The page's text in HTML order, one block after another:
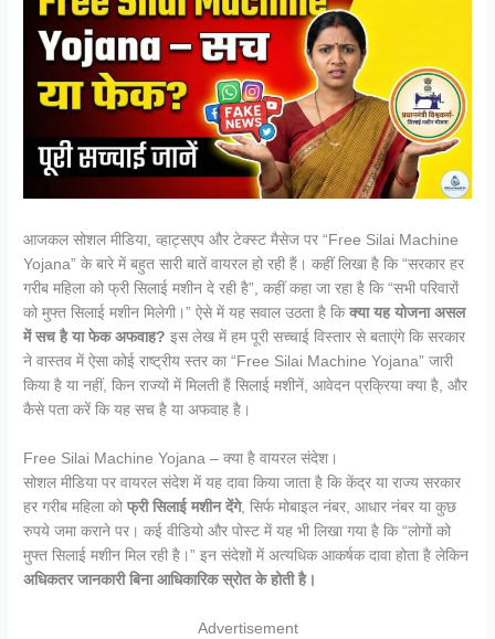
आजकल सोशल मीडिया, व्हाट्सएप और टेक्स्ट मैसेज पर “Free Silai Machine
Yojana” के बारे में बहुत सारी बातें वायरल हो रही हैं। कहीं लिखा है कि “सरकार हर
गरीब महिला को फ्री सिलाई मशीन दे रही है”, कहीं कहा जा रहा है कि “सभी परिवारों
को मुफ्त सिलाई मशीन मिलेगी।” ऐसे में यह सवाल उठता है किक्या यह योजना असल
में सच है या फेक अफवाह? इस लेख में हम पूरी सच्चाई विस्तार से बताएंगे कि सरकार
ने वास्तव में ऐसा कोई राष्ट्रीय स्तर का “Free Silai Machine Yojana” जारी
किया है या नहीं, किन राज्यों में मिलती हैं सिलाई मशीनें, आवेदन प्रक्रिया क्या है, और
कैसे पता करें कि यह सच है या अफवाह है।
Free Silai Machine Yojana – क्या है वायरल संदेश।
सोशल मीडिया पर वायरल संदेश में यह दावा किया जाता है कि केंद्र या राज्य सरकार
हर गरीब महिला कोफ्री सिलाई मशीन देंगे, सिर्फ मोबाइल नंबर, आधार नंबर या कुछ
रुपये जमा कराने पर। कई वीडियो और पोस्ट में यह भी लिखा गया है कि “लोगों को
मुफ्त सिलाई मशीन मिल रही है।” इन संदेशों में अत्यधिक आकर्षक दावा होता है लेकिन
अधिकतर जानकारी बिना आधिकारिक स्रोत के होती है।
Advertisement